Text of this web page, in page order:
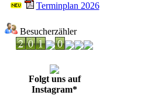
Terminplan 2026
Besucherzähler
Folgt uns auf
Instagram*